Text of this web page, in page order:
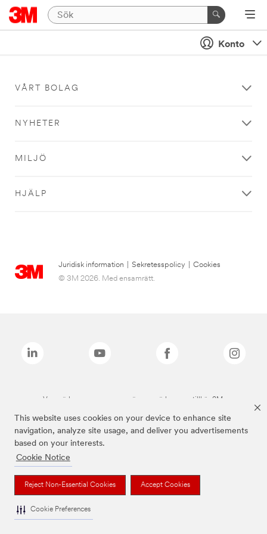
This website uses cookies on your device to enhance site
navigation, analyze site usage, and deliver you advertisements
based on your interests.
Cookie Notice
Reject Non-Essential Cookies Accept Cookies
Cookie Preferences
Konto
VÅRT BOLAG
NYHETER
MILJÖ
HJÄLP
Juridisk information Sekretesspolicy
Cookies
© 3M 2026. Med ensamrätt.
Varumärken som anges ovan är varumärken som tillhör 3M.